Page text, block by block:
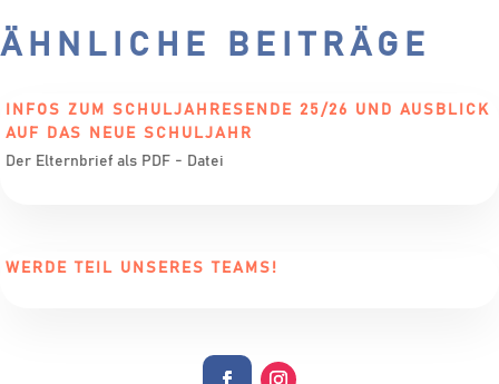
ÄHNLICHE BEITRÄGE
INFOS ZUM SCHULJAHRESENDE 25/26 UND AUSBLICK
AUF DAS NEUE SCHULJAHR
Der Elternbrief als PDF - Datei
WERDE TEIL UNSERES TEAMS!